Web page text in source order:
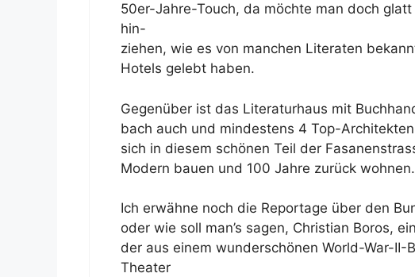
50er-Jahre-Touch, da möchte man doch
hin-
ziehen, wie es von manchen Literaten
Hotels gelebt haben.
Gegenüber ist das Literaturhaus mit
bach auch und mindestens 4 Top-
sich in diesem schönen Teil der
Modern bauen und 100 Jahre zurück
Ich erwähne noch die Reportage über den
oder wie soll man’s sagen, Christian Boros,
der aus einem wunderschönen World-War-
Theater